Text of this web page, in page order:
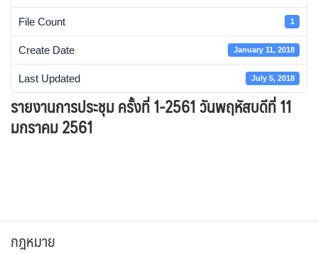
Search
for:
File Count 1
Create Date January 11, 2018
Last Updated July 5, 2018
รายงานการประชุม ครั้งที่ 1-2561 วันพฤหัสบดีที่ 11
มกราคม 2561
กฎหมาย